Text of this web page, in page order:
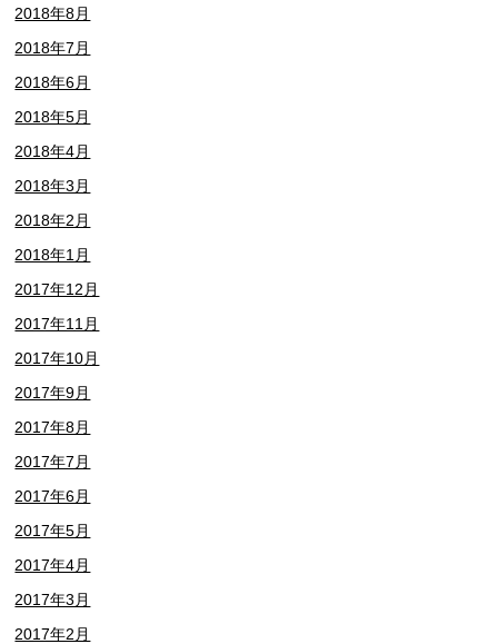
2018年8月
2018年7月
2018年6月
2018年5月
2018年4月
2018年3月
2018年2月
2018年1月
2017年12月
2017年11月
2017年10月
2017年9月
2017年8月
2017年7月
2017年6月
2017年5月
2017年4月
2017年3月
2017年2月